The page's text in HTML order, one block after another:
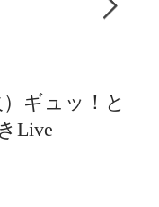
ギュッ！と
Live